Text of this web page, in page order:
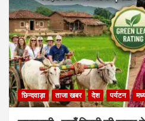
छिन्दवाड़ा ताजा खबर देश पर्यटन